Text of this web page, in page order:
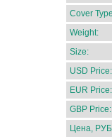
Cover
Weight:
Size:
USD Price:
EUR Price:
GBP Price:
Цена,